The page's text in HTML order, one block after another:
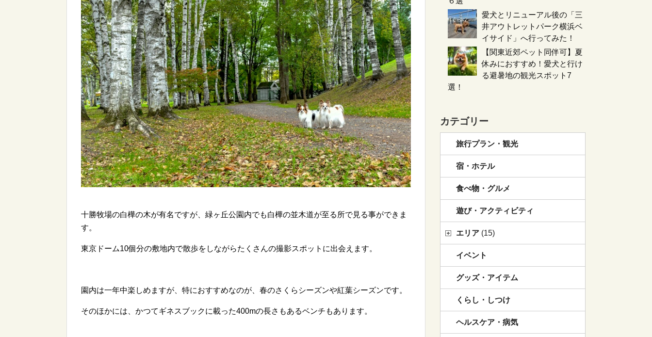
十勝牧場の白樺の木が有名ですが、緑ヶ丘公園内でも白樺の並木道が至る所で見る事ができま
す。
東京ドーム10個分の敷地内で散歩をしながらたくさんの撮影スポットに出会えます。
園内は一年中楽しめますが、特におすすめなのが、春のさくらシーズンや紅葉シーズンです。
そのほかには、かつてギネスブックに載った400mの長さもあるベンチもあります。
愛犬とリニューアル後の「三
井アウトレットパーク横浜ベ
イサイド」へ行ってみた！
【関東近郊ペット同伴可】夏
休みにおすすめ！愛犬と行け
る避暑地の観光スポット7
選！
カテゴリー
旅行プラン・観光
宿・ホテル
食べ物・グルメ
遊び・アクティビティ
エリア (15)
イベント
グッズ・アイテム
くらし・しつけ
ヘルスケア・病気